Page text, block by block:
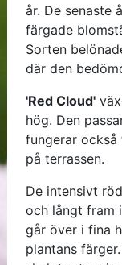
år. De senaste
färgade
Sorten
där den
'Red Cloud'
hög. Den
fungerar
på terrassen.
De intensivt
och långt fram
går över i fina
plantans